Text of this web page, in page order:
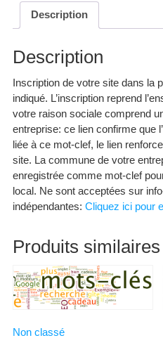
Description
Description
Inscription de votre site dans la
indiqué. L’inscription reprend
votre raison sociale comprend
entreprise: ce lien confirme que
liée à ce mot-clef, le lien
site. La commune de votre
enregistrée comme mot-clef
local. Ne sont acceptées sur
indépendantes: Cliquez ici pour
Produits similaires
Non classé